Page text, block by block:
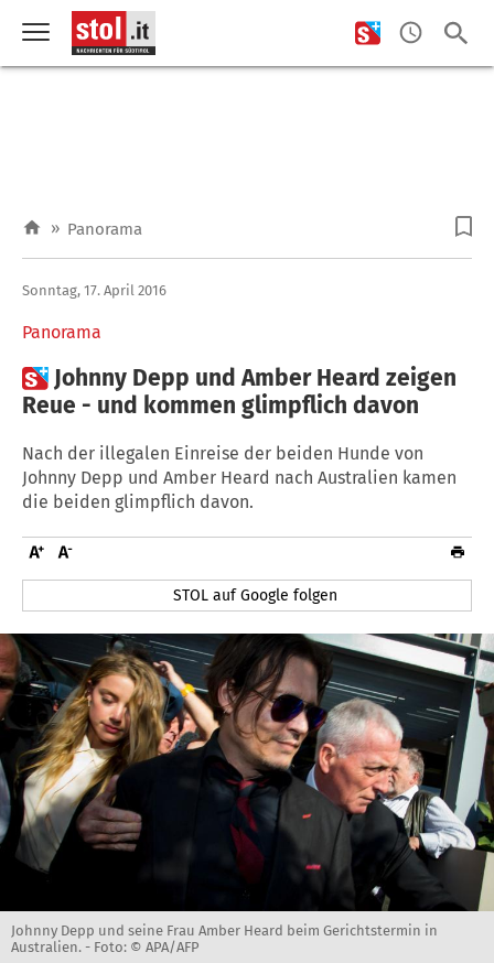
» Panorama
Panorama
Sonntag, 17. April 2016
 Johnny Depp und Amber Heard zeigen
Reue - und kommen glimpflich davon
Nach der illegalen Einreise der beiden Hunde von
Johnny Depp und Amber Heard nach Australien kamen
die beiden glimpflich davon.
STOL auf Google folgen
Johnny Depp und seine Frau Amber Heard beim Gerichtstermin in
Australien. - Foto: © APA/AFP